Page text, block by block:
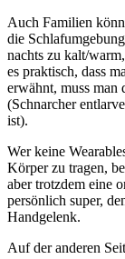
Auch Familien
die
nachts zu kalt/
es praktisch, dass
erwähnt, muss man
(Schnarcher
ist).
Wer keine
Körper zu tragen,
aber trotzdem eine
persönlich super,
Handgelenk.
Auf der anderen